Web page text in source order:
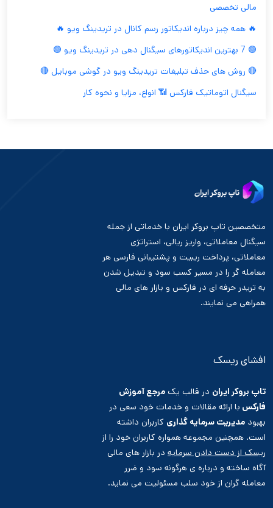
مالی تخصصی
🔥 همه چیز درباره اندیکاتور رسم کانال در تریدینگ ویو 🔥
🟢 7 بهترین اندیکاتورهای سیگنال دهی در تریدینگ ویو 🟢
🔴 روش های حذف تبلیغات تریدینگ ویو در گوشی موبایل 🔴
سیگنال اتوماتیک فارکس 📶 انواع، مزایا و نحوه کار
متخصصین تاپ بروکر ایران با خدماتی از جمله
سیگنال معاملاتی، واریز ریالی، استراتژی
معاملاتی، پرداخت ریبیت و پشتیبانی فارسی هر
معامله گر را در مسیر کسب سود و تبدیل شدن
به تریدر حرفه ای در فارکس و بازار های مالی
همراهی می نمایند.
افشای ریسک
تاپ بروکر ایران در قالب یک مرجع آموزش
فارکس با ارائه مقالات و خدمات خود سعی در
بهبود مدیریت سرمایه گذاری کاربران داشته
است. همچنین مجموعه همواره کاربران خود را از
ریسک از دست دادن سرمایه در بازار های مالی
آگاه ساخته و درباره ی هرگونه سود و ضرر
معامله گران از خود سلب مسئولیت می نماید.